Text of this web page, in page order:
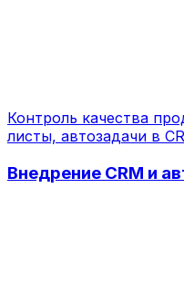
Контроль качества
листы, автозадачи в
Внедрение CRM и